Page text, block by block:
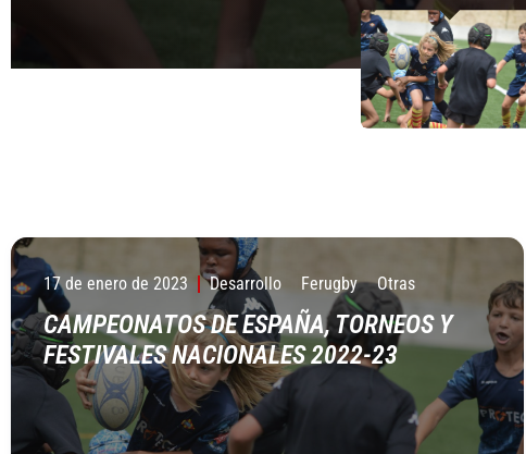
17 de enero de 2023 Desarrollo Ferugby Otras
CAMPEONATOS DE ESPAÑA, TORNEOS Y
FESTIVALES NACIONALES 2022-23